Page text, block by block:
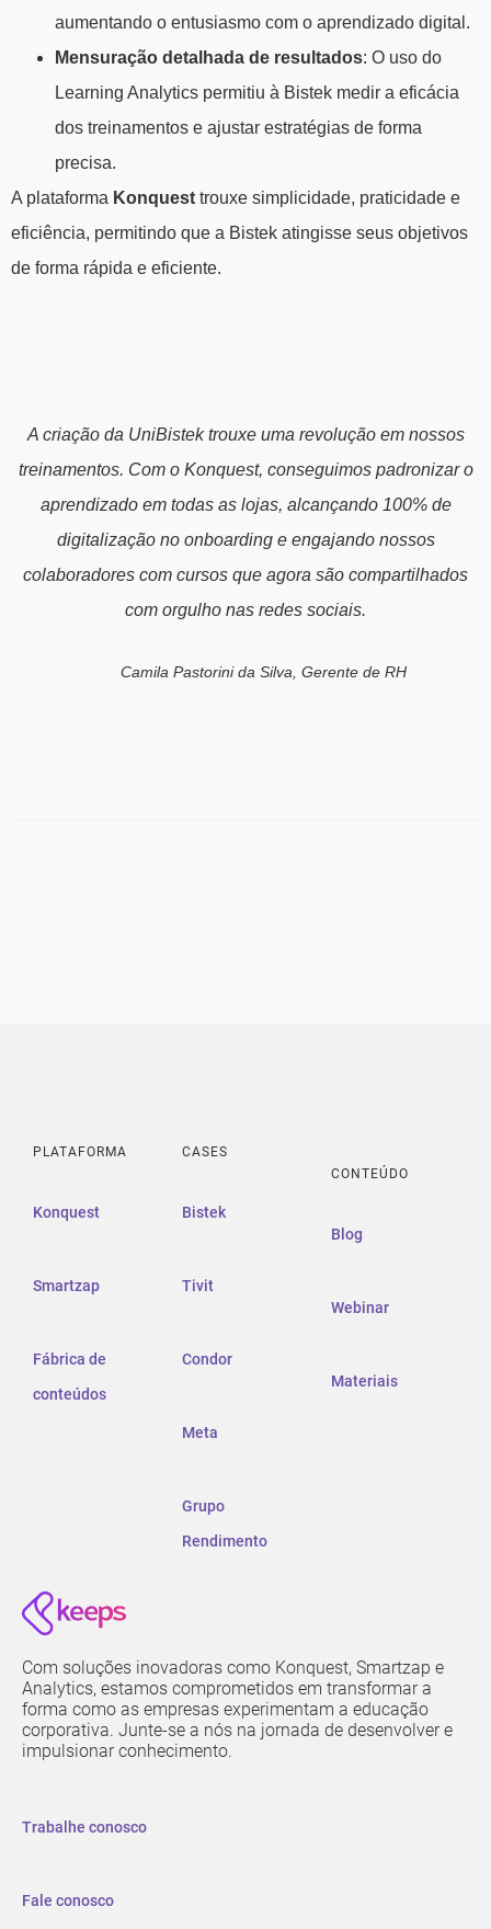
aumentando o entusiasmo com o aprendizado digital.
Mensuração detalhada de resultados: O uso do
Learning Analytics permitiu à Bistek medir a eficácia
dos treinamentos e ajustar estratégias de forma
precisa.
A plataforma Konquest trouxe simplicidade, praticidade e
eficiência, permitindo que a Bistek atingisse seus objetivos
de forma rápida e eficiente.
A criação da UniBistek trouxe uma revolução em nossos
treinamentos. Com o Konquest, conseguimos padronizar o
aprendizado em todas as lojas, alcançando 100% de
digitalização no onboarding e engajando nossos
colaboradores com cursos que agora são compartilhados
com orgulho nas redes sociais.
Camila Pastorini da Silva, Gerente de RH
PLATAFORMA
Konquest
Smartzap
Fábrica de
conteúdos
CASES
Bistek
Tivit
Condor
Meta
Grupo
Rendimento
CONTEÚDO
Blog
Webinar
Materiais
Com soluções inovadoras como Konquest, Smartzap e
Analytics, estamos comprometidos em transformar a
forma como as empresas experimentam a educação
corporativa. Junte-se a nós na jornada de desenvolver e
impulsionar conhecimento.
Trabalhe conosco
Fale conosco